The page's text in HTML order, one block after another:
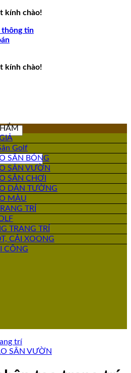
kính chào!
thông tin
kính chào!
Golf
SÂN BÓNG
SÂN VƯỜN
SÂN CHƠI
DÁN TƯỜNG
MÀU
TRÍ
TRANG TRÍ
CẢI XOONG
CÔNG
SÂN VƯỜN